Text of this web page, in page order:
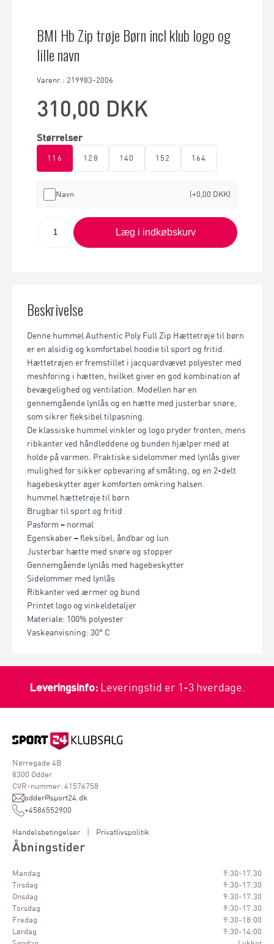
BMI Hb Zip trøje Børn incl klub logo og
lille navn
Varenr.: 219983-2006
310,00 DKK
Størrelser
116 128 140 152 164
Navn (+0,00 DKK)
Læg i indkøbskurv
Beskrivelse
Denne hummel Authentic Poly Full Zip Hættetrøje til børn
er en alsidig og komfortabel hoodie til sport og fritid.
Hættetrøjen er fremstillet i jacquardvævet polyester med
meshforing i hætten, hvilket giver en god kombination af
bevægelighed og ventilation. Modellen har en
gennemgående lynlås og en hætte med justerbar snøre,
som sikrer fleksibel tilpasning.
De klassiske hummel vinkler og logo pryder fronten, mens
ribkanter ved håndleddene og bunden hjælper med at
holde på varmen. Praktiske sidelommer med lynlås giver
mulighed for sikker opbevaring af småting, og en 2-delt
hagebeskytter øger komforten omkring halsen.
hummel hættetrøje til børn
Brugbar til sport og fritid
Pasform – normal
Egenskaber – fleksibel, åndbar og lun
Justerbar hætte med snøre og stopper
Gennemgående lynlås med hagebeskytter
Sidelommer med lynlås
Ribkanter ved ærmer og bund
Printet logo og vinkeldetaljer
Materiale: 100% polyester
Vaskeanvisning: 30° C
Leveringsinfo:Leveringstid er 1-3 hverdage.
Nørregade 4B
8300 Odder
CVR-nummer: 41576758
odder@sport24.dk
+4586552900
Handelsbetingelser | Privatlivspolitik
Åbningstider
Mandag
9:30-17.30
Tirsdag
9:30-17.30
Onsdag
9:30-17.30
Torsdag
9:30-17.30
Fredag
9:30-18:00
Lørdag
9:30-14:00